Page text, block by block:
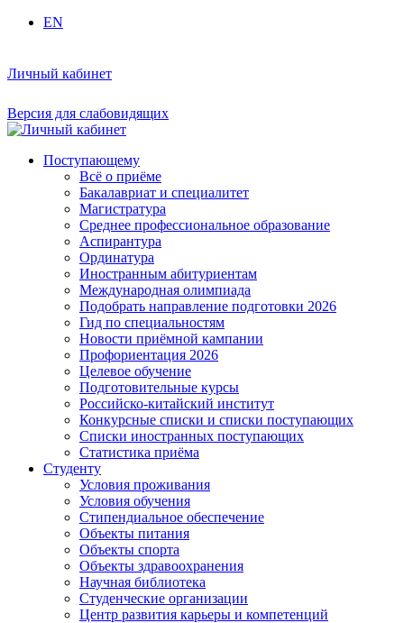
EN
Личный кабинет
Версия для слабовидящих
Поступающему
Всё о приёме
Бакалавриат и специалитет
Магистратура
Среднее профессиональное образование
Аспирантура
Ординатура
Иностранным абитуриентам
Международная олимпиада
Подобрать направление подготовки 2026
Гид по специальностям
Новости приёмной кампании
Профориентация 2026
Целевое обучение
Подготовительные курсы
Российско-китайский институт
Конкурсные списки и списки поступающих
Списки иностранных поступающих
Статистика приёма
Студенту
Условия проживания
Условия обучения
Стипендиальное обеспечение
Объекты питания
Объекты спорта
Объекты здравоохранения
Научная библиотека
Студенческие организации
Центр развития карьеры и компетенций